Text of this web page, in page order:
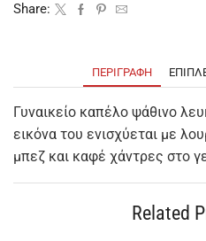
Share:
ΠΕΡΙΓΡΑΦΉ
Γυναικείο καπέλο ψάθινο
εικόνα του ενισχύεται με
μπεζ και καφέ χάντρες στο
Related